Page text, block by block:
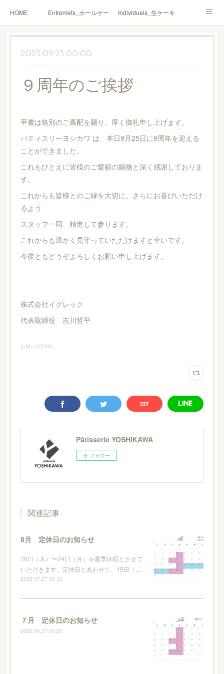
HOME Entremets_ホールケーキ Individuels_生ケーキ
Gâteaux secs_焼菓子 Coffrets Cadeaux_詰合せ
2025.09.25 00:00
９周年のご挨拶
平素は格別のご高配を賜り、厚く御礼申し上げます。
パティスリーヨシカワ は、本日9月25日に9周年を迎える
ことができました。
これもひとえに皆様のご愛顧の賜物と深く感謝しておりま
す。
これからも皆様とのご縁を大切に、さらにお喜びいただけ
るよう
スタッフ一同、精進して参ります。
これからも温かく見守っていただけますと幸いです。
今後ともどうぞよろしくお願い申し上げます。
株式会社イグレック
代表取締役 吉川哲平
お知らせ(159)
Pâtisserie YOSHIKAWA
フォロー
関連記事
8月 定休日のお知らせ
20日（木）〜24日（月）を夏季休暇とさせて
いただきます。定休日とあわせて、19日（…
2026.07.27 00:32
７月 定休日のお知らせ
2026.06.27 00:20